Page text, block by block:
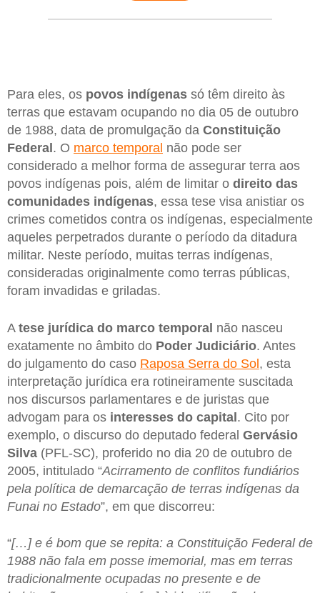
Para eles, os povos indígenas só têm direito às
terras que estavam ocupando no dia 05 de outubro
de 1988, data de promulgação da Constituição
Federal. O marco temporal não pode ser
considerado a melhor forma de assegurar terra aos
povos indígenas pois, além de limitar o direito das
comunidades indígenas, essa tese visa anistiar os
crimes cometidos contra os indígenas, especialmente
aqueles perpetrados durante o período da ditadura
militar. Neste período, muitas terras indígenas,
consideradas originalmente como terras públicas,
foram invadidas e griladas.
A tese jurídica do marco temporal não nasceu
exatamente no âmbito do Poder Judiciário. Antes
do julgamento do caso Raposa Serra do Sol, esta
interpretação jurídica era rotineiramente suscitada
nos discursos parlamentares e de juristas que
advogam para os interesses do capital. Cito por
exemplo, o discurso do deputado federal Gervásio
Silva (PFL-SC), proferido no dia 20 de outubro de
2005, intitulado “Acirramento de conflitos fundiários
pela política de demarcação de terras indígenas da
Funai no Estado”, em que discorreu:
“[…] e é bom que se repita: a Constituição Federal de
1988 não fala em posse imemorial, mas em terras
tradicionalmente ocupadas no presente e de